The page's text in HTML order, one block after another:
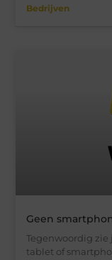
Bedrijven
Geen
Tegenwoordig
tablet of